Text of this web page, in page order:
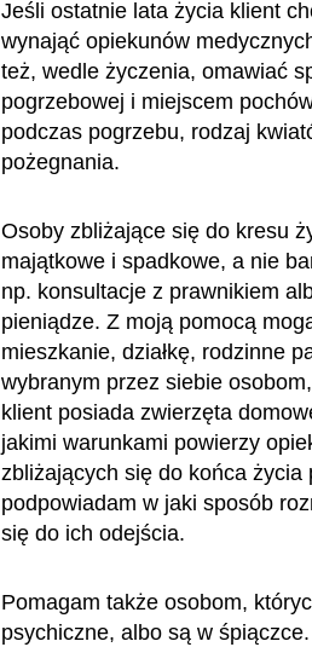
Jeśli ostatnie lata życia klient
wynająć opiekunów
też, wedle życzenia, omawiać
pogrzebowej i miejscem
podczas pogrzebu, rodzaj
pożegnania.
Osoby zbliżające się do kresu
majątkowe i spadkowe, a nie
np. konsultacje z prawnikiem
pieniądze. Z moją pomocą
mieszkanie, działkę, rodzinne
wybranym przez siebie
klient posiada zwierzęta
jakimi warunkami powierzy
zbliżających się do końca
podpowiadam w jaki sposób
się do ich odejścia.
Pomagam także osobom,
psychiczne, albo są w